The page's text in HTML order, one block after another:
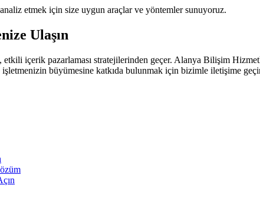
etmek için size uygun araçlar ve yöntemler sunuyoruz.
Ulaşın
içerik pazarlaması stratejilerinden geçer. Alanya Bilişim
büyümesine katkıda bulunmak için bizimle iletişime